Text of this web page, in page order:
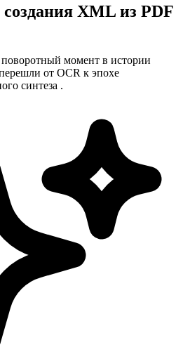
XML из PDF
поворотный момент в истории
от OCR к эпохе
синтеза .